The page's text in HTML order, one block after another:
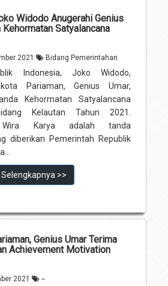
Widodo Anugerahi Genius
Kehormatan Satyalancana
2021 Bidang Pemerintahan
Indonesia, Joko Widodo,
Pariaman, Genius Umar,
Kehormatan Satyalancana
Kelautan Tahun 2021.
Wira Karya adalah tanda
diberikan Pemerintah Republik
Selengkapnya >>
Genius Umar Terima
Achievement Motivation
2021 --